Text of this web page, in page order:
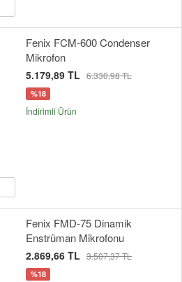
Fenix FCM-600 Condenser
Mikrofon
5.179,89 TL 6.330,98 TL
%18
İndirimli Ürün
Fenix FMD-75 Dinamik
Enstrüman Mikrofonu
2.869,66 TL 3.507,37 TL
%18